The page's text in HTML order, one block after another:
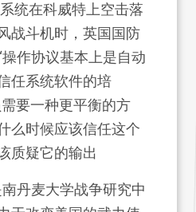
统在科威特上空击落
战斗机时，英国国防
作协议基本上是自动
任系统软件的培
要一种更平衡的方
么时候应该信任这个
质疑它的输出
丹麦大学战争研究中